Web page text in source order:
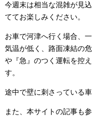
今週末は相当な混雑が見
ててお楽しみください。
お車で河津へ行く場合、
気温が低く、路面凍結の
や『急』のつく運転を控
す。
途中で壁に刺さっている
また、本サイトの記事も